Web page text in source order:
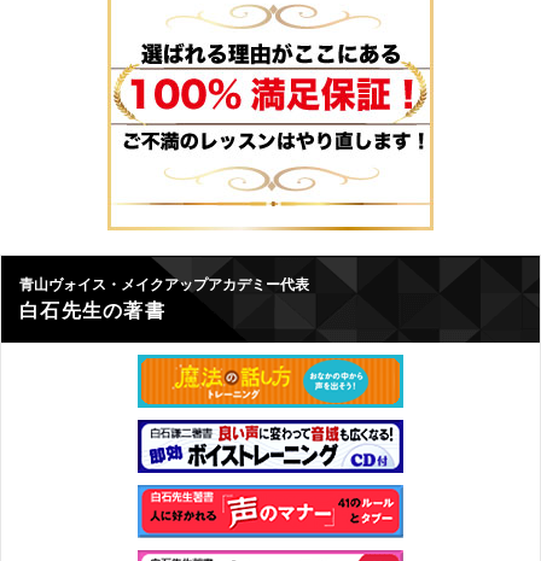
青山ヴォイス・メイクアップアカデミー代表
白石先生の著書